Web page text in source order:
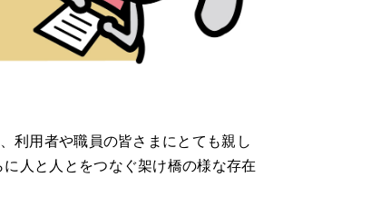
利用者や職員の皆さまにとても親し
人と人とをつなぐ架け橋の様な存在